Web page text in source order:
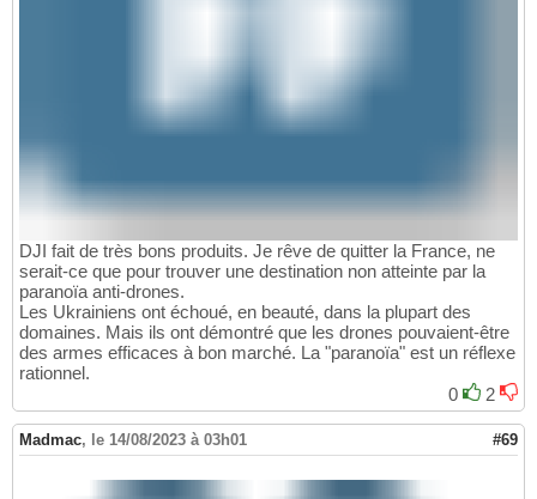
DJI fait de très bons produits. Je rêve de quitter la France, ne
serait-ce que pour trouver une destination non atteinte par la
paranoïa anti-drones.
Les Ukrainiens ont échoué, en beauté, dans la plupart des
domaines. Mais ils ont démontré que les drones pouvaient-être
des armes efficaces à bon marché. La "paranoïa" est un réflexe
rationnel.
0
2
Madmac, le 14/08/2023 à 03h01 #69